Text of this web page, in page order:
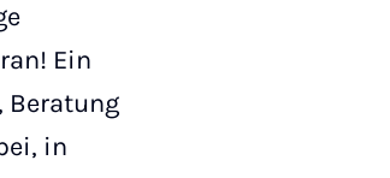
Ein
Beratung
in